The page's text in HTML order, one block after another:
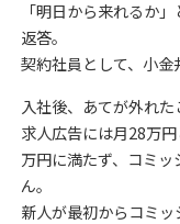
「明日から来れるか
返答。
契約社員として、小金
入社後、あてが外れた
求人広告には月28万
万円に満たず、コミ
ん。
新人が最初からコミ